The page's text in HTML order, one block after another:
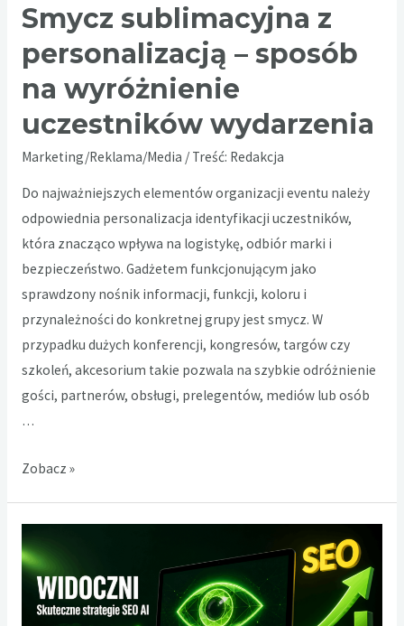
Smycz sublimacyjna z
personalizacją – sposób
na wyróżnienie
uczestników wydarzenia
Marketing/Reklama/Media / Treść: Redakcja
Do najważniejszych elementów organizacji eventu należy
odpowiednia personalizacja identyfikacji uczestników,
która znacząco wpływa na logistykę, odbiór marki i
bezpieczeństwo. Gadżetem funkcjonującym jako
sprawdzony nośnik informacji, funkcji, koloru i
przynależności do konkretnej grupy jest smycz. W
przypadku dużych konferencji, kongresów, targów czy
szkoleń, akcesorium takie pozwala na szybkie odróżnienie
gości, partnerów, obsługi, prelegentów, mediów lub osób
…
Smycz
personalizacją
–
sposób
Zobacz »